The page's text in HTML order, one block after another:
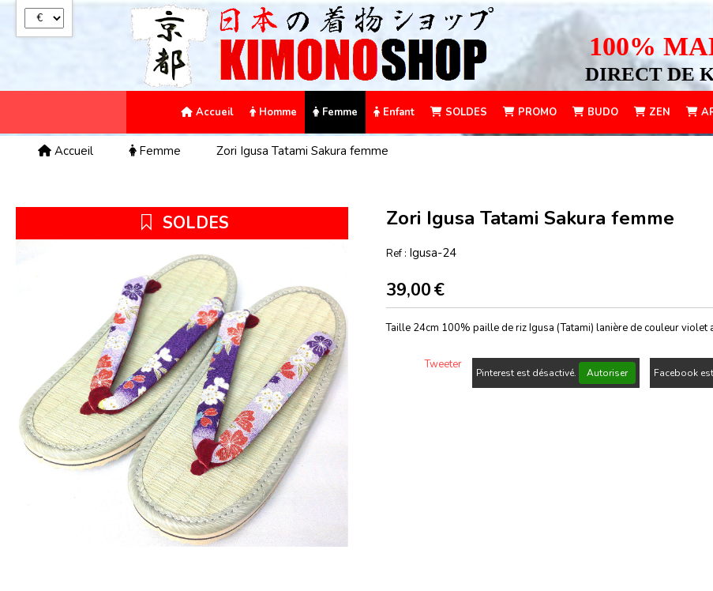
100%
DIRECT DE
Accueil Homme Femme Enfant SOLDES PROMO BUDO ZEN
Accueil Femme Zori Igusa Tatami Sakura femme
SOLDES Zori Igusa Tatami Sakura femme
Ref : Igusa-24
39,00€
Taille 24cm 100% paille de riz Igusa (Tatami) lanière de couleur violet
Tweeter
Pinterest est désactivé. Autoriser Facebook
Panneau de gestion des cookies